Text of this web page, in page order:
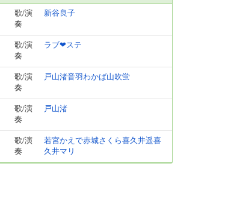
歌/演
奏
新谷良子
歌/演
奏
ラブ❤ステ
歌/演
奏
戸山渚音羽わかば山吹蛍
歌/演
奏
戸山渚
歌/演
奏
若宮かえで赤城さくら喜久井遥喜
久井マリ